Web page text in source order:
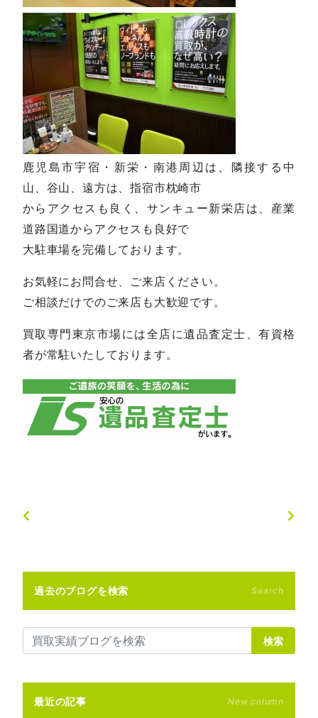
鹿児島市宇宿・新栄・南港周辺は、隣接する中
山、谷山、遠方は、指宿市枕崎市
からアクセスも良く、サンキュー新栄店は、産業
道路国道からアクセスも良好で
大駐車場を完備しております。
お気軽にお問合せ、ご来店ください。
ご相談だけでのご来店も大歓迎です。
買取専門東京市場には全店に遺品査定士、有資格
者が常駐いたしております。
過去のブログを検索 Search
検索
最近の記事 New column